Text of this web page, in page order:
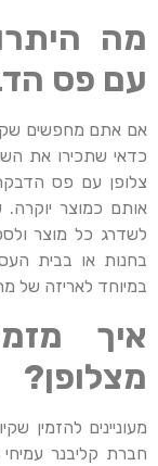
מה
עם פס
אם אתם מחפשים
כדאי שתכירו את
צלופן עם פס
אותם כמוצר
לשדרג כל מוצר
בחנות או בבית
במיוחד לאריזה של
איך
מצלופן?
מעוניינים להזמין
חברת קליבנר